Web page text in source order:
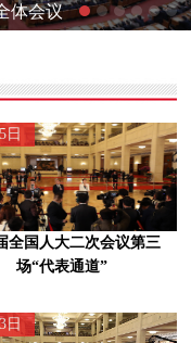
体会议
日
全国人大二次会议第三
场“代表通道”
日